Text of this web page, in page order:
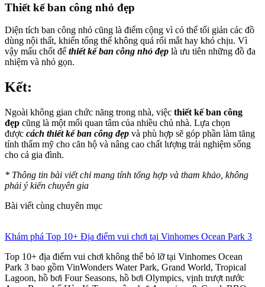
Thiết kế ban công nhỏ đẹp
Diện tích ban công nhỏ cũng là điểm cộng vì có thể tối giản các đồ
dùng nội thất, khiến tổng thể không quá rối mắt hay khó chịu. Vì
vậy mấu chốt để thiết kế ban công nhỏ đẹp là ưu tiên những đồ đa
nhiệm và nhỏ gọn.
Kết:
Ngoài không gian chức năng trong nhà, việc thiết kế ban công
đẹp cũng là một mối quan tâm của nhiều chủ nhà. Lựa chọn
được cách thiết kế ban công đẹp và phù hợp sẽ góp phần làm tăng
tính thẩm mỹ cho căn hộ và nâng cao chất lượng trải nghiệm sống
cho cả gia đình.
* Thông tin bài viết chỉ mang tính tổng hợp và tham khảo, không
phải ý kiến chuyên gia
Bài viết cùng chuyên mục
Khám phá Top 10+ Địa điểm vui chơi tại Vinhomes Ocean Park 3
Top 10+ địa điểm vui chơi không thể bỏ lỡ tại Vinhomes Ocean
Park 3 bao gồm VinWonders Water Park, Grand World, Tropical
Lagoon, hồ bơi Four Seasons, hồ bơi Olympics, vịnh trượt nước